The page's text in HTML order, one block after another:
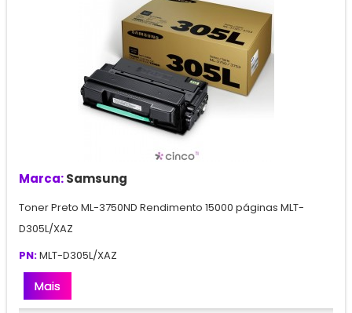
Marca:Samsung
Toner Preto ML-3750ND Rendimento 15000 páginas MLT-
D305L/XAZ
PN:MLT-D305L/XAZ
Mais